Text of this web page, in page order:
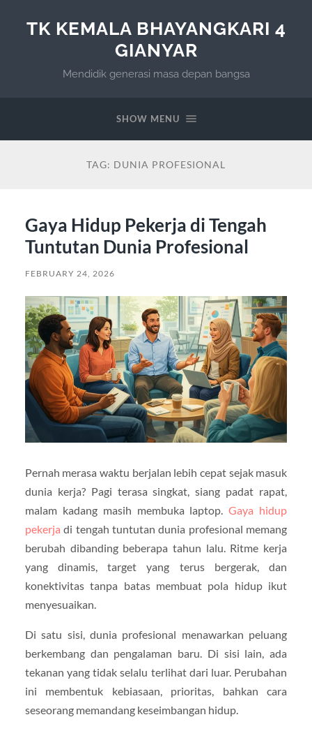
TK KEMALA BHAYANGKARI 4
GIANYAR
Mendidik generasi masa depan bangsa
SHOW MENU
TAG: DUNIA PROFESIONAL
Gaya Hidup Pekerja di Tengah
Tuntutan Dunia Profesional
FEBRUARY 24, 2026
Pernah merasa waktu berjalan lebih cepat sejak masuk
dunia kerja? Pagi terasa singkat, siang padat rapat,
malam kadang masih membuka laptop.Gaya hidup
pekerja di tengah tuntutan dunia profesional memang
berubah dibanding beberapa tahun lalu. Ritme kerja
yang dinamis, target yang terus bergerak, dan
konektivitas tanpa batas membuat pola hidup ikut
menyesuaikan.
Di satu sisi, dunia profesional menawarkan peluang
berkembang dan pengalaman baru. Di sisi lain, ada
tekanan yang tidak selalu terlihat dari luar. Perubahan
ini membentuk kebiasaan, prioritas, bahkan cara
seseorang memandang keseimbangan hidup.